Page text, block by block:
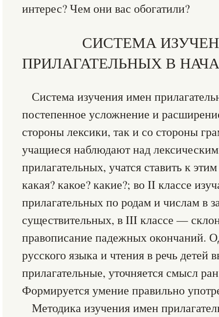
интерес? Чем они вас обогатили?
СИСТЕМА
ПРИЛАГАТЕЛЬНЫХ В
Система изучения имен
постепенное усложнение и
стороны лексики, так и со стороны
учащиеся наблюдают над
прилагательных, учатся ставить к
какая? какое? какие?; во II классе
прилагательных по родам и числам в
существительных, в III классе —
правописание падежных окончаний.
русского языка и чтения в речь детей
прилагательные, уточняется смысл
Формируется умение правильно
Методика изучения имен